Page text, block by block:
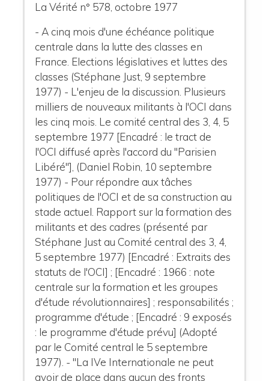
La Vérité n° 578, octobre 1977
- A cinq mois d'une échéance politique
centrale dans la lutte des classes en
France. Elections législatives et luttes des
classes (Stéphane Just, 9 septembre
1977) - L'enjeu de la discussion. Plusieurs
milliers de nouveaux militants à l'OCI dans
les cinq mois. Le comité central des 3, 4, 5
septembre 1977 [Encadré : le tract de
l'OCI diffusé après l'accord du "Parisien
Libéré"], (Daniel Robin, 10 septembre
1977) - Pour répondre aux tâches
politiques de l'OCI et de sa construction au
stade actuel. Rapport sur la formation des
militants et des cadres (présenté par
Stéphane Just au Comité central des 3, 4,
5 septembre 1977) [Encadré : Extraits des
statuts de l'OCI] ; [Encadré : 1966 : note
centrale sur la formation et les groupes
d'étude révolutionnaires] ; responsabilités ;
programme d'étude ; [Encadré : 9 exposés
: le programme d'étude prévu] (Adopté
par le Comité central le 5 septembre
1977). - "La IVe Internationale ne peut
avoir de place dans aucun des fronts